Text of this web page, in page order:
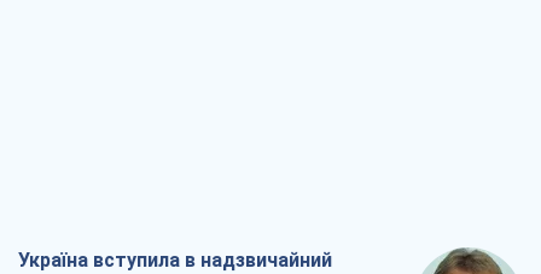
Україна вступила в надзвичайний